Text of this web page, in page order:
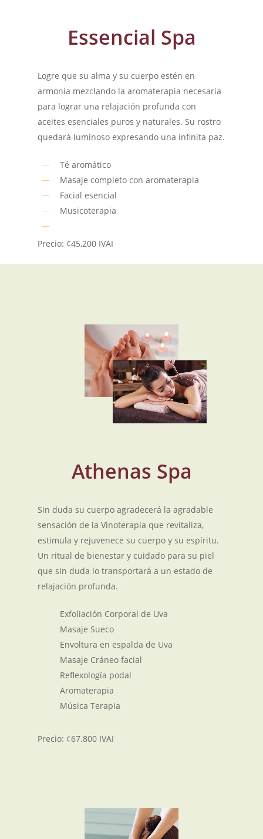
Essencial Spa
Logre que su alma y su cuerpo estén en
armonía mezclando la aromaterapia necesaria
para lograr una relajación profunda con
aceites esenciales puros y naturales. Su rostro
quedará luminoso expresando una infinita paz.
Té aromático
Masaje completo con aromaterapia
Facial esencial
Musicoterapia
Precio: ¢45,200 IVAI
Athenas Spa
Sin duda su cuerpo agradecerá la agradable
sensación de la Vinoterapia que revitaliza,
estimula y rejuvenece su cuerpo y su espíritu.
Un ritual de bienestar y cuidado para su piel
que sin duda lo transportará a un estado de
relajación profunda.
Exfoliación Corporal de Uva
Masaje Sueco
Envoltura en espalda de Uva
Masaje Cráneo facial
Reflexología podal
Aromaterapia
Música Terapia
Precio: ¢67.800 IVAI